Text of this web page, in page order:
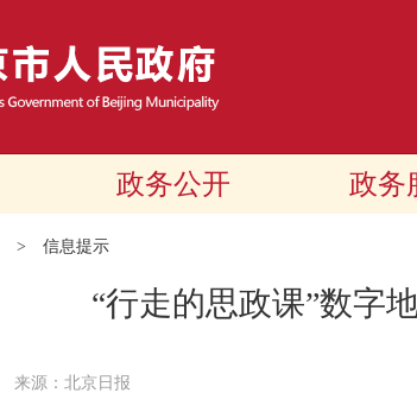
政务公开 政务
> 信息提示
“行走的思政课”数字
来源：北京日报